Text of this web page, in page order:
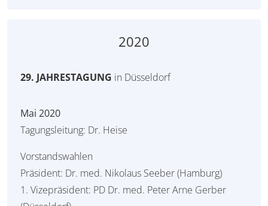
2020
29. JAHRESTAGUNG in Düsseldorf
Mai 2020
Tagungsleitung: Dr. Heise
Vorstandswahlen
Präsident: Dr. med. Nikolaus Seeber (Hamburg)
1. Vizepräsident: PD Dr. med. Peter Arne Gerber